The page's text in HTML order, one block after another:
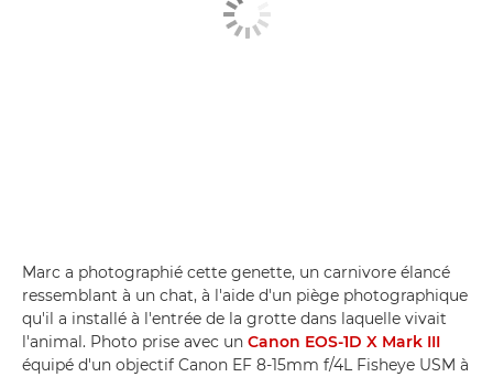
Marc a photographié cette genette, un carnivore élancé
ressemblant à un chat, à l'aide d'un piège photographique
qu'il a installé à l'entrée de la grotte dans laquelle vivait
l'animal. Photo prise avec un Canon EOS-1D X Mark III
équipé d'un objectif Canon EF 8-15mm f/4L Fisheye USM à